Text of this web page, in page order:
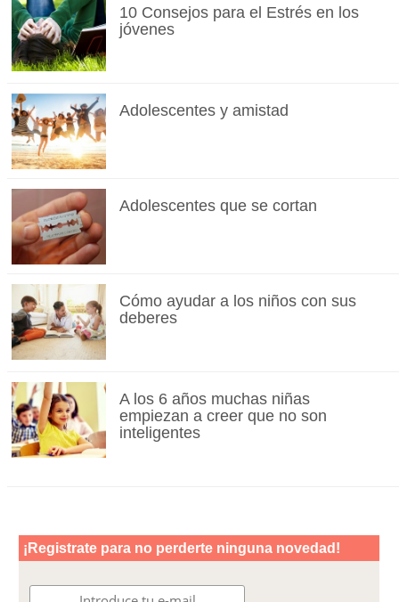
10 Consejos para el Estrés en los
jóvenes
Adolescentes y amistad
Adolescentes que se cortan
Cómo ayudar a los niños con sus
deberes
A los 6 años muchas niñas
empiezan a creer que no son
inteligentes